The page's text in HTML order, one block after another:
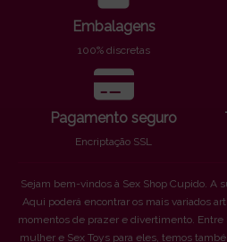
Embalagens
100% discretas
Pagamento seguro
Encriptação SSL
Sejam bem-vindos à Sex Shop Cupido. A
Aqui poderá encontrar os mais variados
momentos de prazer e divertimento. Entre
mulher e Sex Toys para eles, temos